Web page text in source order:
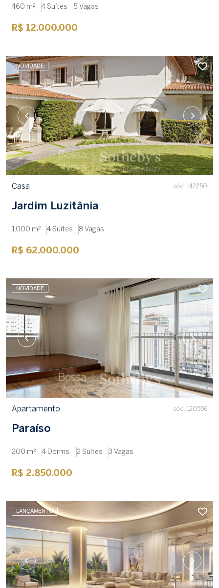
460 m² 4 Suítes 5 Vagas
R$ 12.000.000
NOVIDADE
Casa cód. 142250
Jardim Luzitânia
1.000 m² 4 Suítes 8 Vagas
R$ 62.000.000
NOVIDADE
Apartamento cód. 120556
Paraíso
200 m² 4 Dorms. 2 Suítes 3 Vagas
R$ 2.850.000
LANÇAMENTO